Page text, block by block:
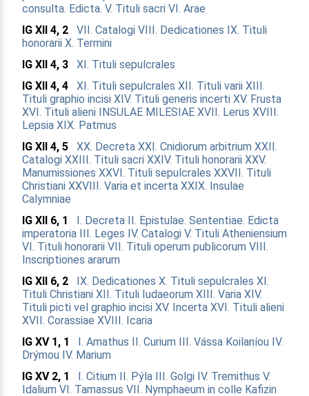
consulta. Edicta. V. Tituli sacri VI. Arae
IG XII 4, 2
VII. Catalogi VIII. Dedicationes IX. Tituli
honorarii X. Termini
IG XII 4, 3
XI. Tituli sepulcrales
IG XII 4, 4
XI. Tituli sepulcrales XII. Tituli varii XIII.
Tituli graphio incisi XIV. Tituli generis incerti XV. Frusta
XVI. Tituli alieni INSULAE MILESIAE XVII. Lerus XVIII.
Lepsia XIX. Patmus
IG XII 4, 5
XX. Decreta XXI. Cnidiorum arbitrium XXII.
Catalogi XXIII. Tituli sacri XXIV. Tituli honorarii XXV.
Manumissiones XXVI. Tituli sepulcrales XXVII. Tituli
Christiani XXVIII. Varia et incerta XXIX. Insulae
Calymniae
IG XII 6, 1
I. Decreta II. Epistulae. Sententiae. Edicta
imperatoria III. Leges IV. Catalogi V. Tituli Atheniensium
VI. Tituli honorarii VII. Tituli operum publicorum VIII.
Inscriptiones ararum
IG XII 6, 2
IX. Dedicationes X. Tituli sepulcrales XI.
Tituli Christiani XII. Tituli Iudaeorum XIII. Varia XIV.
Tituli picti vel graphio incisi XV. Incerta XVI. Tituli alieni
XVII. Corassiae XVIII. Icaria
IG XV 1, 1
I. Amathus II. Curium III. Vássa Koilaníou IV.
Drýmou IV. Marium
IG XV 2, 1
I. Citium II. Pýla III. Golgi IV. Tremithus V.
Idalium VI. Tamassus VII. Nymphaeum in colle Kafizin